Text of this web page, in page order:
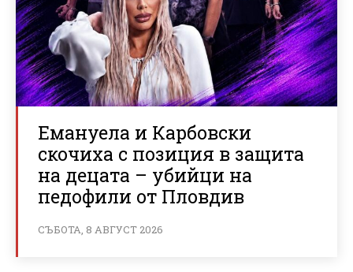
Емануела и Карбовски
скочиха с позиция в защита
на децата – убийци на
педофили от Пловдив
СЪБОТА, 8 АВГУСТ 2026